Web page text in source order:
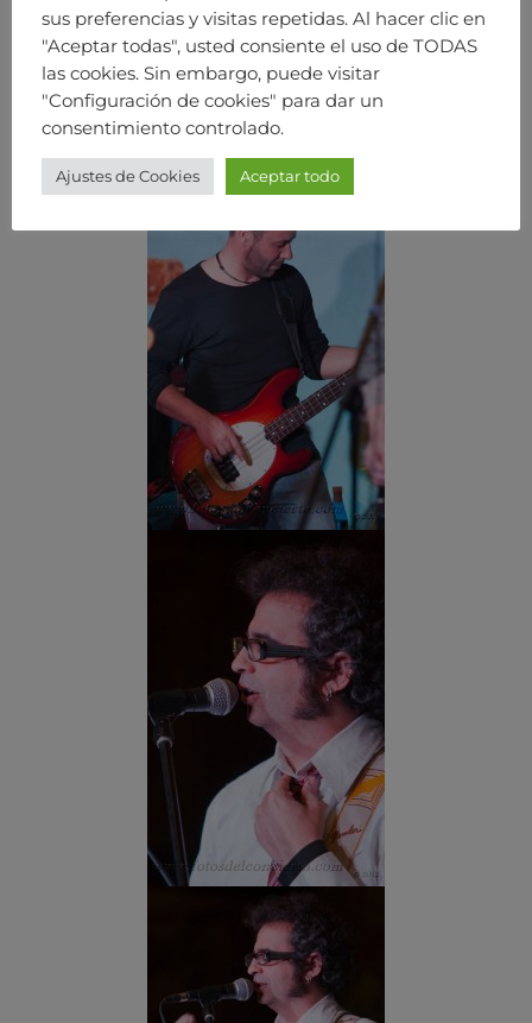
sus preferencias y visitas repetidas. Al hacer clic en
"Aceptar todas", usted consiente el uso de TODAS
las cookies. Sin embargo, puede visitar
"Configuración de cookies" para dar un
consentimiento controlado.
Ajustes de Cookies Aceptar todo